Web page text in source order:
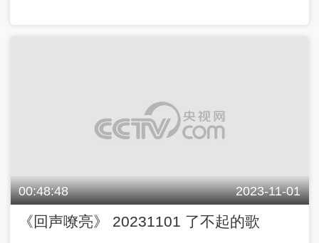
00:48:48 2023-11-01
《回声嘹亮》 20231101 了不起的歌